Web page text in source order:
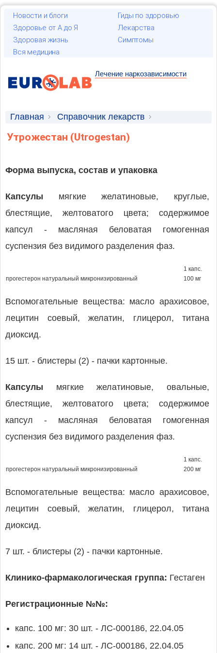
Новости и блоги
Гиды по здоровью
Здоровье от А до Я
Лекарства
Здоровая жизнь
Симптомы
Вся медицина
Лечение наркозависимости
Главная
Справочник лекарств
Лекарственные средства
Утрожестан (Utrogestan)
Форма выпуска, состав и упаковка
Капсулы мягкие желатиновые, круглые,
блестящие, желтоватого цвета; содержимое
капсул - масляная беловатая гомогенная
суспензия без видимого разделения фаз.
1 капс.
прогестерон натуральный микронизированный
100 мг
Вспомогательные вещества: масло арахисовое,
лецитин соевый, желатин, глицерол, титана
диоксид.
15 шт. - блистеры (2) - пачки картонные.
Капсулы мягкие желатиновые, овальные,
блестящие, желтоватого цвета; содержимое
капсул - масляная беловатая гомогенная
суспензия без видимого разделения фаз.
1 капс.
прогестерон натуральный микронизированный
200 мг
Вспомогательные вещества: масло арахисовое,
лецитин соевый, желатин, глицерол, титана
диоксид.
7 шт. - блистеры (2) - пачки картонные.
Клинико-фармакологическая группа: Гестаген
Регистрационные №№:
капс. 100 мг: 30 шт. - ЛС-000186, 22.04.05
капс. 200 мг: 14 шт. - ЛС-000186, 22.04.05